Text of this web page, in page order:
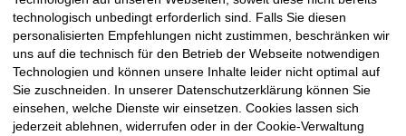
Laminam Ki No Bi Collection
Broschüre
Laminam Rare Collection
08.06.2026
PDF
Laminam Supernova
PDF
technologisch unbedingt erforderlich sind. Falls Sie diesen
personalisierten Empfehlungen nicht zustimmen, beschränken wir
uns auf die technisch für den Betrieb der Webseite notwendigen
Technologien und können unsere Inhalte leider nicht optimal auf
Sie zuschneiden. In unserer Datenschutzerklärung können Sie
einsehen, welche Dienste wir einsetzen. Cookies lassen sich
jederzeit ablehnen, widerrufen oder in der Cookie-Verwaltung